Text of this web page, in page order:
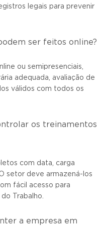
legais para prevenir
ser feitos online?
ou semipresenciais,
adequada, avaliação de
válidos com todos os
os treinamentos
com data, carga
setor deve armazená-los
fácil acesso para
Trabalho.
a empresa em